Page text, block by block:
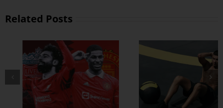
Related Posts
ထိထိရောက်ရောက်
ဗိုက်ခေါက် အဆီ
တွေ ချဖို့